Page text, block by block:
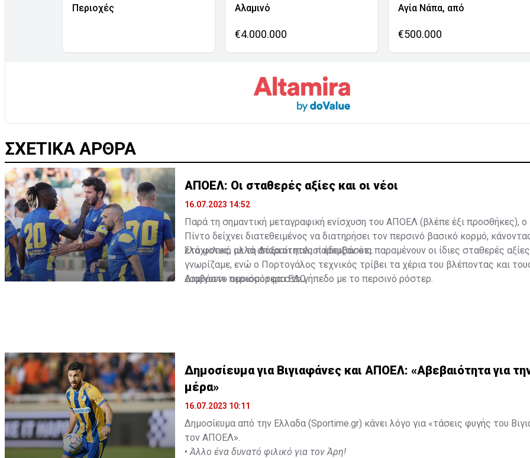
Περιοχές
Αλαμινό
€4.000.000
Αγία Νάπα, από
€500.000
ΣΧΕΤΙΚΑ ΑΡΘΡΑ
ΑΠΟΕΛ: Οι σταθερές αξίες και οι νέοι
16.07.2023 14:52
Παρά τη σημαντική μεταγραφική ενίσχυση του ΑΠΟΕΛ (βλέπε έξι προσθήκες), ο
Πίντο δείχνει διατεθειμένος να διατηρήσει τον περσινό βασικό κορμό,
ελάχιστες, αλλά απαραίτητες παρεμβάσεις.
Στο φιλικό με τη Δόξα οι παλιοί έδειξαν ότι παραμένουν οι ίδιες σταθερές
γνωρίζαμε, ενώ ο Πορτογάλος τεχνικός τρίβει τα χέρια του βλέποντας και
«σμίγουν» ομοιόμορφα στο γήπεδο με το περσινό ρόστερ.
Διαβάστε περισσότεραΕΔΩ.
Δημοσίευμα για Βιγιαφάνες και ΑΠΟΕΛ: «Αβεβαιότητα για
μέρα»
16.07.2023 10:11
Δημοσίευμα από την Ελλαδα (Sportime.gr) κάνει λόγο για «τάσεις φυγής του
τον ΑΠΟΕΛ».
• Άλλο ένα δυνατό φιλικό για τον Άρη!